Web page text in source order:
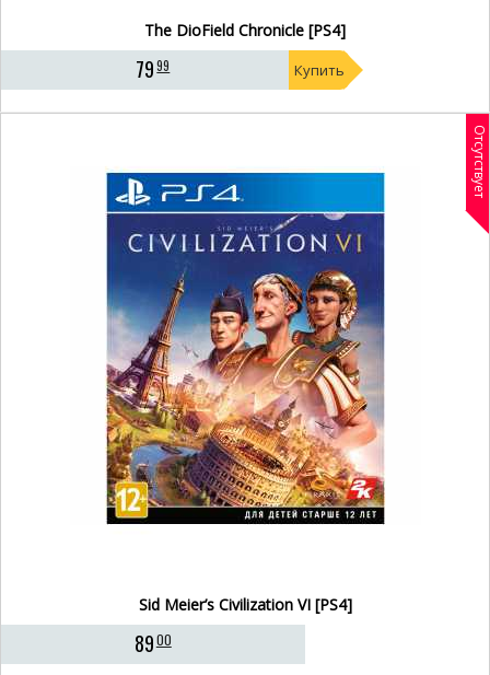
The DioField Chronicle [PS4]
7999 Купить
Отсутствует
Sid Meier’s Civilization VI [PS4]
8900